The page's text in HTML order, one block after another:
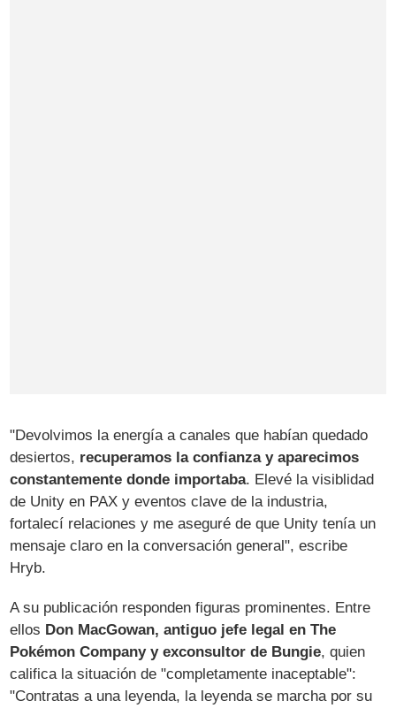
"Devolvimos la energía a canales que habían quedado
desiertos, recuperamos la confianza y aparecimos
constantemente donde importaba. Elevé la visiblidad
de Unity en PAX y eventos clave de la industria,
fortalecí relaciones y me aseguré de que Unity tenía un
mensaje claro en la conversación general", escribe
Hryb.
A su publicación responden figuras prominentes. Entre
ellos Don MacGowan, antiguo jefe legal en The
Pokémon Company y exconsultor de Bungie, quien
califica la situación de "completamente inaceptable":
"Contratas a una leyenda, la leyenda se marcha por su